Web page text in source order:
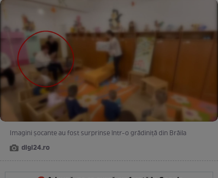
Imagini șocante au fost surprinse într-o grădiniță din Brăila
digi24.ro